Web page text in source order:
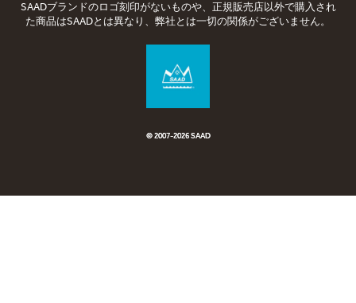
SAADブランドのロゴ刻印がないものや、正規販売店以外で購入され
た商品はSAADとは異なり、弊社とは一切の関係がございません。
© 2007-2026 SAAD
© 2007-2026 SAAD